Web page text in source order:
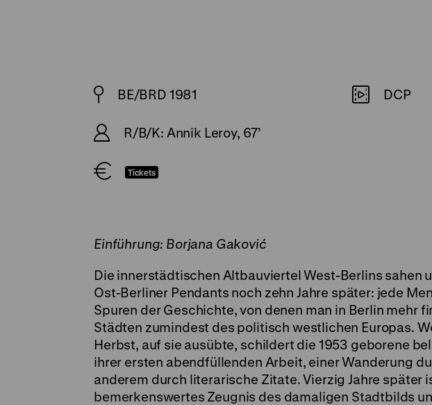
BE/BRD 1981 DCP
R/B/K: Annik Leroy, 67’
Tickets
Einführung: Borjana Gaković
Die innerstädtischen Altbauviertel West-Berlins sahen
Ost-Berliner Pendants noch zehn Jahre später: jede
Spuren der Geschichte, von denen man in Berlin mehr
Städten zumindest des politisch westlichen Europas.
Herbst, auf sie ausübte, schildert die 1953 geborene
ihrer ersten abendfüllenden Arbeit, einer Wanderung
anderem durch literarische Zitate. Vierzig Jahre später
bemerkenswertes Zeugnis des damaligen Stadtbilds